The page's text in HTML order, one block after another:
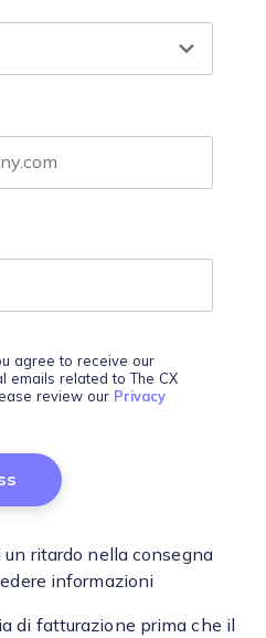
agree to receive our
emails related to The CX
review our Privacy
ritardo nella consegna
informazioni
di fatturazione prima che il